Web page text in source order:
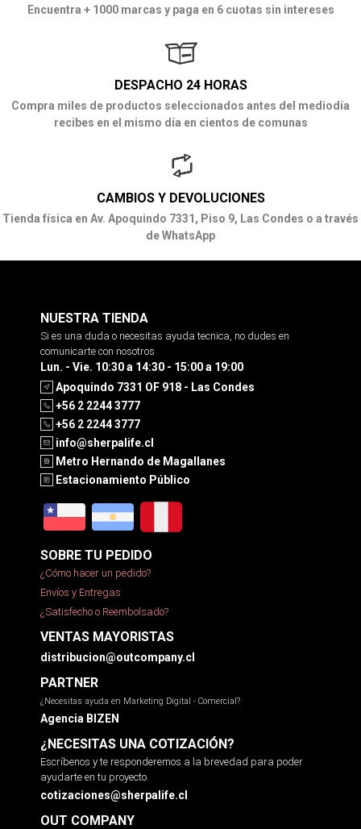
Encuentra + 1000 marcas y paga en 6 cuotas sin intereses
DESPACHO 24 HORAS
Compra miles de productos seleccionados antes del mediodía
recibes en el mismo día en cientos de comunas
CAMBIOS Y DEVOLUCIONES
Tienda física en Av. Apoquindo 7331, Piso 9, Las Condes o a través
de WhatsApp
NUESTRA TIENDA
Si es una duda o necesitas ayuda tecnica, no dudes en
comunicarte con nosotros
Lun. - Vie. 10:30 a 14:30 - 15:00 a 19:00
Apoquindo 7331 OF 918 - Las Condes
+56 2 2244 3777
+56 2 2244 3777
info@sherpalife.cl
Metro Hernando de Magallanes
Estacionamiento Público
SOBRE TU PEDIDO
¿Cómo hacer un pedido?
Envíos y Entregas
¿Satisfecho o Reembolsado?
VENTAS MAYORISTAS
distribucion@outcompany.cl
PARTNER
¿Necesitas ayuda en Marketing Digital - Comercial?
Agencia BIZEN
¿NECESITAS UNA COTIZACIÓN?
Escríbenos y te responderemos a la brevedad para poder
ayudarte en tu proyecto.
cotizaciones@sherpalife.cl
OUT COMPANY